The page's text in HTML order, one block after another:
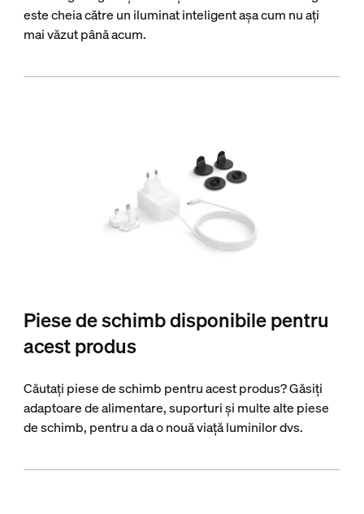
este cheia către un iluminat inteligent așa cum nu ați
mai văzut până acum.
Piese de schimb disponibile pentru
acest produs
Căutați piese de schimb pentru acest produs? Găsiți
adaptoare de alimentare, suporturi și multe alte piese
de schimb, pentru a da o nouă viață luminilor dvs.